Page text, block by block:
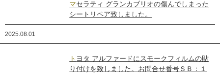
マセラティ グランカブリオの傷んでしまった
シートリペア致しました。
2025.08.01
トヨタ アルファードにスモークフィルムの貼
り付けを致しました。お問合せ番号ＳＢ：１